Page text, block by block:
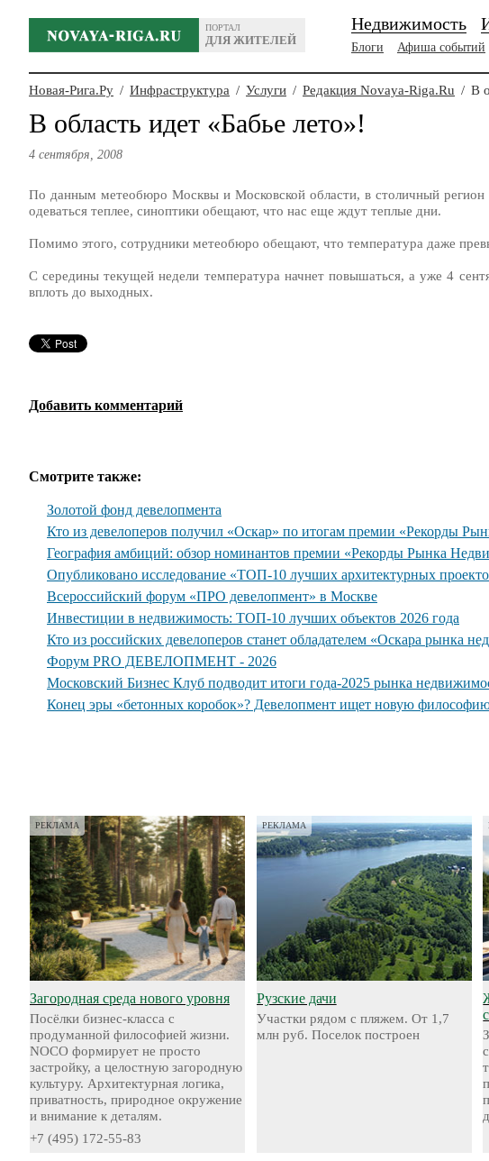
ПОРТАЛ
ДЛЯ ЖИТЕЛЕЙ
Недвижимость
Блоги Афиша событий
Новая-Рига.Ру / Инфраструктура / Услуги / Редакция Novaya-Riga.Ru / В
В область идет «Бабье лето»!
4 сентября, 2008
По данным метеобюро Москвы и Московской области, в столичный регион
одеваться теплее, синоптики обещают, что нас еще ждут теплые дни.
Помимо этого, сотрудники метеобюро обещают, что температура даже
С середины текущей недели температура начнет повышаться, а уже 4
вплоть до выходных.
Добавить комментарий
Смотрите также:
Золотой фонд девелопмента
Кто из девелоперов получил «Оскар» по итогам премии «Рекорды
География амбиций: обзор номинантов премии «Рекорды Рынка
Опубликовано исследование «ТОП-10 лучших архитектурных
Всероссийский форум «ПРО девелопмент» в Москве
Инвестиции в недвижимость: ТОП-10 лучших объектов 2026 года
Кто из российских девелоперов станет обладателем «Оскара рынка
Форум PRO ДЕВЕЛОПМЕНТ - 2026
Московский Бизнес Клуб подводит итоги года-2025 рынка
Конец эры «бетонных коробок»? Девелопмент ищет новую
РЕКЛАМА
Загородная среда нового уровня
Посёлки бизнес-класса с
продуманной философией жизни.
NOCO формирует не просто
застройку, а целостную загородную
культуру. Архитектурная логика,
приватность, природное окружение
и внимание к деталям.
+7 (495) 172-55-83
РЕКЛАМА
Рузские дачи
Участки рядом с пляжем. От 1,7
млн руб. Поселок построен